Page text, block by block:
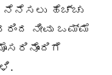
ಹೆಚ್ಚು
ನೀವು ಒಮ್ಮೆ